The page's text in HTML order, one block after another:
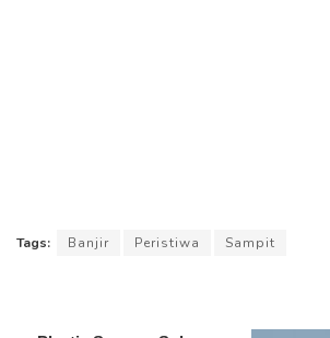
Tags: Banjir Peristiwa Sampit